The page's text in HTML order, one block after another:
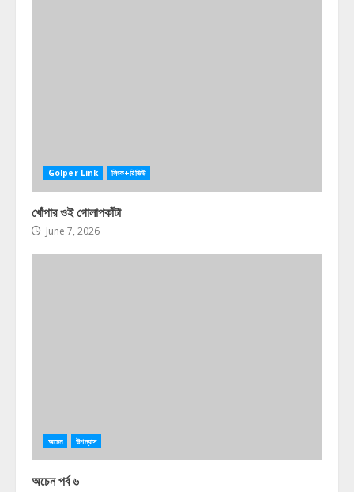
Golper Link লিংক+রিভিউ
খোঁপার ওই গোলাপকাঁটা
June 7, 2026
অচেন উপন্যাস
অচেন পর্ব ৬